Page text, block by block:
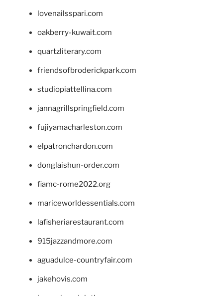
lovenailsspari.com
oakberry-kuwait.com
quartzliterary.com
friendsofbroderickpark.com
studiopiattellina.com
jannagrillspringfield.com
fujiyamacharleston.com
elpatronchardon.com
donglaishun-order.com
fiamc-rome2022.org
mariceworldessentials.com
lafisheriarestaurant.com
915jazzandmore.com
aguadulce-countryfair.com
jakehovis.com